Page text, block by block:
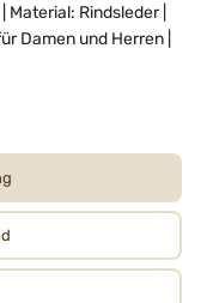
Rindsleder |
Damen und Herren |